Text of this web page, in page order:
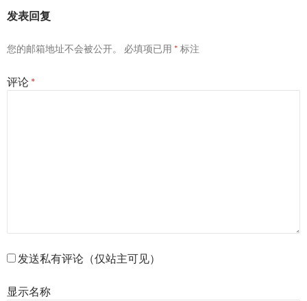
发表回复
您的邮箱地址不会被公开。 必填项已用 * 标注
评论 *
发送私有评论（仅站主可见）
显示名称